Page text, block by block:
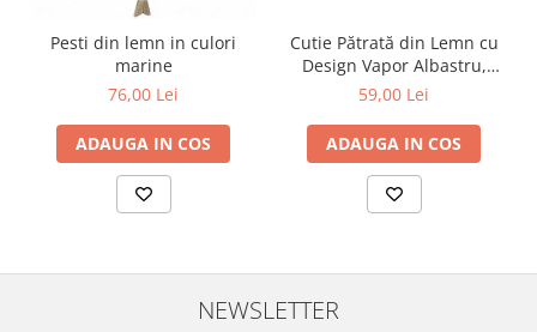
Pesti din lemn in culori
marine
76,00 Lei
ADAUGA IN COS
Cutie Pătrată din Lemn cu
Design Vapor Albastru,
9*9CM
59,00 Lei
ADAUGA IN COS
NEWSLETTER